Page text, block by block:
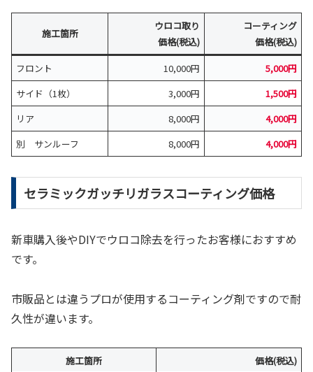
施工箇所
ウロコ取り
価格(税込)
コーティング
価格(税込)
フロント
10,000円
5,000円
サイド（1枚）
3,000円
1,500円
リア
8,000円
4,000円
別 サンルーフ
8,000円 4,000円
セラミックガッチリガラスコーティング価格
新車購入後やDIYでウロコ除去を行ったお客様におすすめ
です。
市販品とは違うプロが使用するコーティング剤ですので耐
久性が違います。
施工箇所
価格(税込)